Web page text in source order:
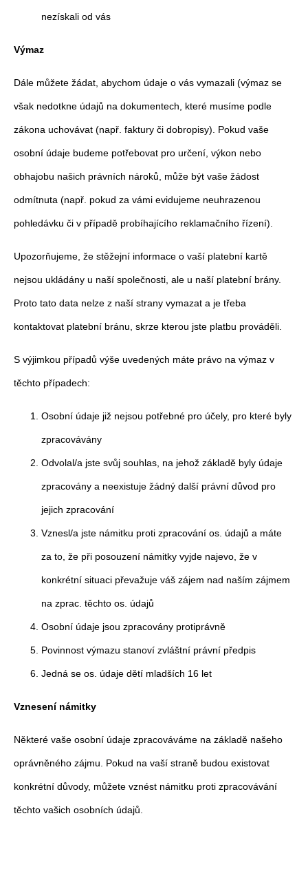
nezískali od vás
Výmaz
Dále můžete žádat, abychom údaje o vás vymazali (výmaz se
však nedotkne údajů na dokumentech, které musíme podle
zákona uchovávat (např. faktury či dobropisy). Pokud vaše
osobní údaje budeme potřebovat pro určení, výkon nebo
obhajobu našich právních nároků, může být vaše žádost
odmítnuta (např. pokud za vámi evidujeme neuhrazenou
pohledávku či v případě probíhajícího reklamačního řízení).
Upozorňujeme, že stěžejní informace o vaší platební kartě
nejsou ukládány u naší společnosti, ale u naší platební brány.
Proto tato data nelze z naší strany vymazat a je třeba
kontaktovat platební bránu, skrze kterou jste platbu prováděli.
S výjimkou případů výše uvedených máte právo na výmaz v
těchto případech:
Osobní údaje již nejsou potřebné pro účely, pro které byly
zpracovávány
Odvolal/a jste svůj souhlas, na jehož základě byly údaje
zpracovány a neexistuje žádný další právní důvod pro
jejich zpracování
Vznesl/a jste námitku proti zpracování os. údajů a máte
za to, že při posouzení námitky vyjde najevo, že v
konkrétní situaci převažuje váš zájem nad naším zájmem
na zprac. těchto os. údajů
Osobní údaje jsou zpracovány protiprávně
Povinnost výmazu stanoví zvláštní právní předpis
Jedná se os. údaje dětí mladších 16 let
Vznesení námitky
Některé vaše osobní údaje zpracováváme na základě našeho
oprávněného zájmu. Pokud na vaší straně budou existovat
konkrétní důvody, můžete vznést námitku proti zpracovávání
těchto vašich osobních údajů.